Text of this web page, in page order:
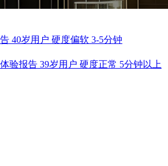
40岁用户 硬度偏软 3-5分钟
验报告 39岁用户 硬度正常 5分钟以上